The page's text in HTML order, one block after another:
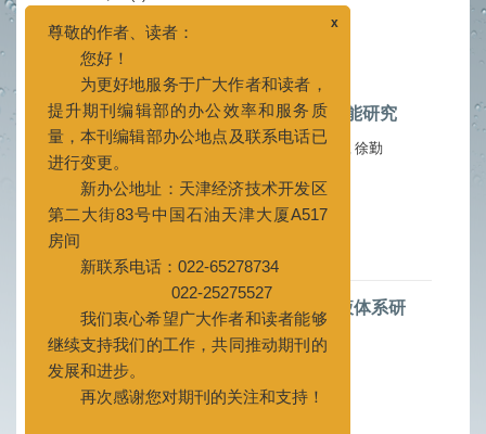
摘要
846)
钻井液
生物质合成基液LAE-12的合成及性能研究
单海霞,王中华 ,何焕杰,孙举, 郭民乐 , 刘明华 , 徐勤
2016, 33(2): 1-4.
5620.2016.02.001
抗高温耐盐增黏剂及其无固相钻井液体系研
究
刘建军,刘晓栋
2016, 33(2): 5-11.doi:10.3969/j.issn.1001-
尊敬的作者、读者：
您好！
为更好地服务于广大作者和读者，
提升期刊编辑部的办公效率和服务质
量，本刊编辑部办公地点及联系电话已
进行变更。
新办公地址：天津经济技术开发区
第二大街83号中国石油天津大厦A517
房间
新联系电话：022-65278734
022-25275527
我们衷心希望广大作者和读者能够
继续支持我们的工作，共同推动期刊的
发展和进步。
再次感谢您对期刊的关注和支持！